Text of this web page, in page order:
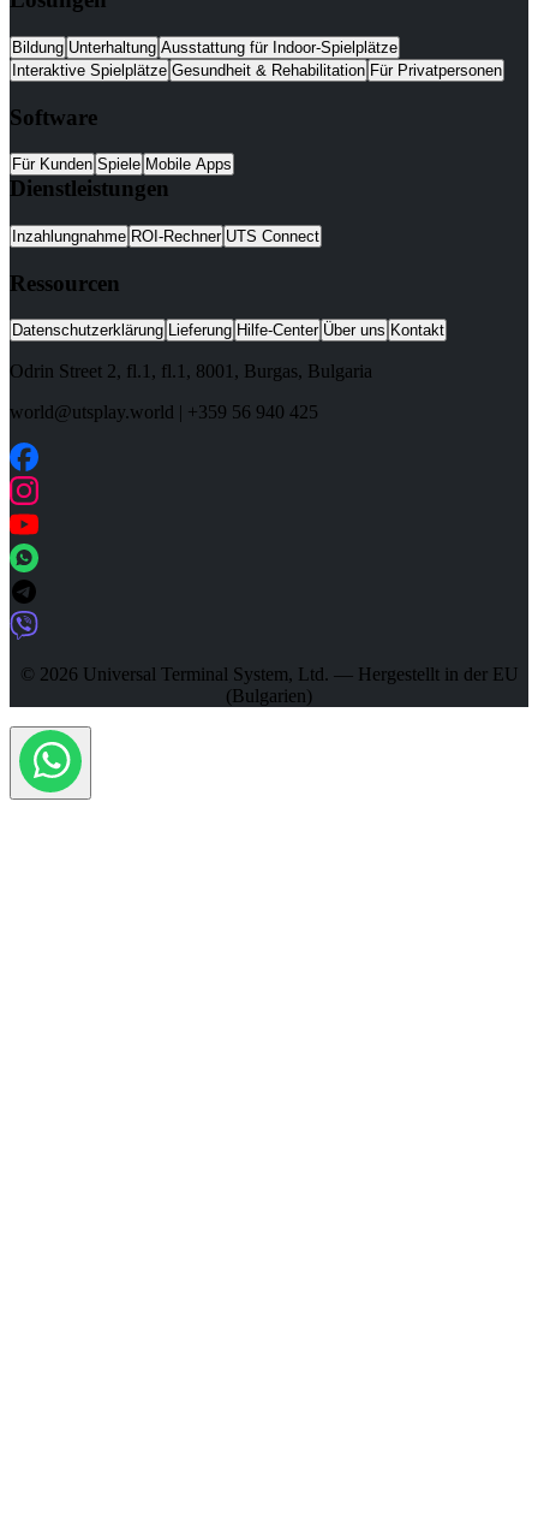
Bildung Unterhaltung Ausstattung für Indoor-Spielplätze
Interaktive Spielplätze Gesundheit & Rehabilitation Für Privatpersonen
Software
Für Kunden Spiele Mobile Apps
Dienstleistungen
Inzahlungnahme ROI-Rechner UTS Connect
Ressourcen
Datenschutzerklärung Lieferung Hilfe-Center Über uns Kontakt
Odrin Street 2, fl.1, fl.1, 8001, Burgas, Bulgaria
world@utsplay.world | +359 56 940 425
© 2026 Universal Terminal System, Ltd. — Hergestellt in der EU
(Bulgarien)